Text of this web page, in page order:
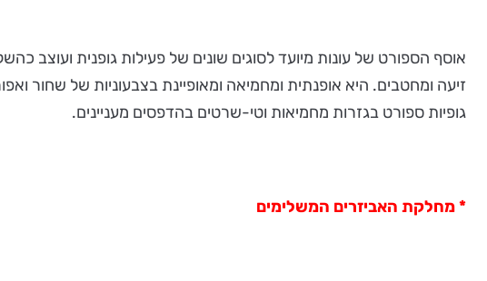
אוסף הספורט של עונות מיועד לסוגים שונים של פעילות גופנית ועוצב
זיעה ומחטבים. היא אופנתית ומחמיאה ומאופיינת בצבעוניות של שחור
גופיות ספורט בגזרות מחמיאות וטי-שרטים בהדפסים מעניינים.
* מחלקת האביזרים המשלימים